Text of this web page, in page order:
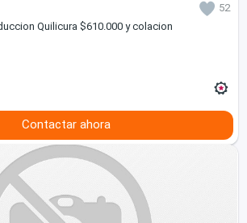
52
Quilicura $610.000 y colacion
Contactar ahora